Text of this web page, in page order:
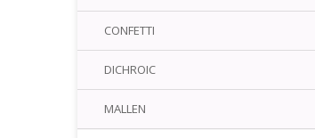
CONFETTI
DICHROIC
MALLEN